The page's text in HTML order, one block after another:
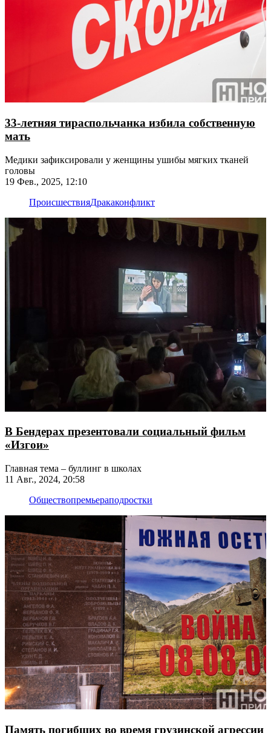
33-летняя тираспольчанка избила собственную
мать
Медики зафиксировали у женщины ушибы мягких тканей
головы
19 Фев., 2025, 12:10
ПроисшествияДракаконфликт
В Бендерах презентовали социальный фильм
«Изгои»
Главная тема – буллинг в школах
11 Авг., 2024, 20:58
Обществопремьераподростки
Память погибших во время грузинской агрессии